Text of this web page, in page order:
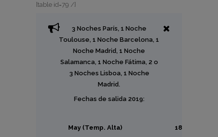
[table id=79 /]
3 Noches París, 1 Noche
Toulouse, 1 Noche Barcelona, 1
Noche Madrid, 1 Noche
Salamanca, 1 Noche Fátima, 2 o
3 Noches Lisboa, 1 Noche
Madrid.
Fechas de salida 2019:
May (Temp. Alta) 18